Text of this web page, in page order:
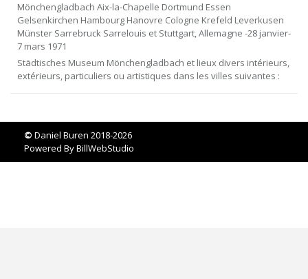
Mönchengladbach Aix-la-Chapelle Dortmund Essen
Gelsenkirchen Hambourg Hanovre Cologne Krefeld Leverkusen
Münster Sarrebruck Sarrelouis et Stuttgart, Allemagne -28 janvier-
7 mars 1971
Städtisches Museum Mönchengladbach et lieux divers intérieurs,
extérieurs, particuliers ou artistiques dans les villes suivantes :
© Daniel Buren 2018-2026
Powered ByBillWebStudio